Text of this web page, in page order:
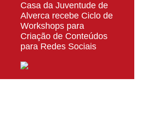
Casa da Juventude de
Alverca recebe Ciclo de
Workshops para
Criação de Conteúdos
para Redes Sociais